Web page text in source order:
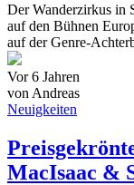
Der Wanderzirkus in
auf den Bühnen
auf der Genre-
Vor 6 Jahren
von Andreas
Neuigkeiten
MacIsaac &